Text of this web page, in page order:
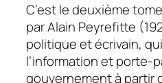
C’est le deuxième
par Alain Peyrefitte
politique et écrivain,
l’information et porte-
gouvernement à partir